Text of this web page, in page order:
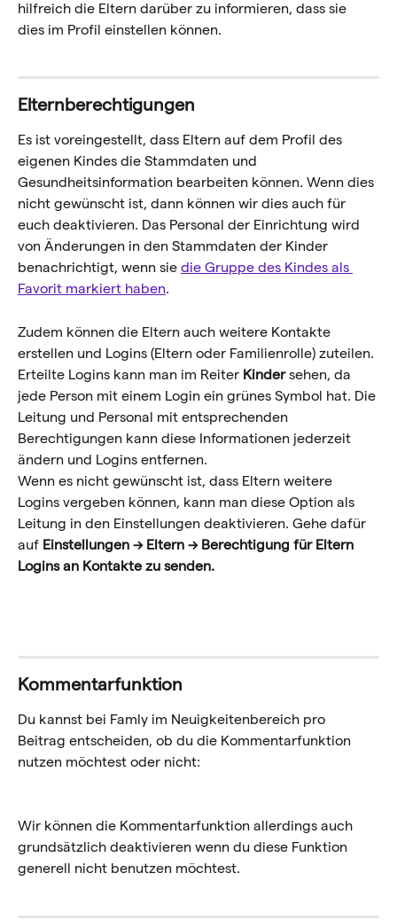
hilfreich die Eltern darüber zu informieren, dass sie
dies im Profil einstellen können.
Elternberechtigungen
Es ist voreingestellt, dass Eltern auf dem Profil des
eigenen Kindes die Stammdaten und
Gesundheitsinformation bearbeiten können. Wenn dies
nicht gewünscht ist, dann können wir dies auch für
euch deaktivieren. Das Personal der Einrichtung wird
von Änderungen in den Stammdaten der Kinder
benachrichtigt, wenn sie die Gruppe des Kindes als
Favorit markiert haben.
Zudem können die Eltern auch weitere Kontakte
erstellen und Logins (Eltern oder Familienrolle) zuteilen.
Erteilte Logins kann man im Reiter Kinder sehen, da
jede Person mit einem Login ein grünes Symbol hat. Die
Leitung und Personal mit entsprechenden
Berechtigungen kann diese Informationen jederzeit
ändern und Logins entfernen.
Wenn es nicht gewünscht ist, dass Eltern weitere
Logins vergeben können, kann man diese Option als
Leitung in den Einstellungen deaktivieren. Gehe dafür
auf Einstellungen → Eltern → Berechtigung für Eltern
Logins an Kontakte zu senden.
Kommentarfunktion
Du kannst bei Famly im Neuigkeitenbereich pro
Beitrag entscheiden, ob du die Kommentarfunktion
nutzen möchtest oder nicht:
Wir können die Kommentarfunktion allerdings auch
grundsätzlich deaktivieren wenn du diese Funktion
generell nicht benutzen möchtest.